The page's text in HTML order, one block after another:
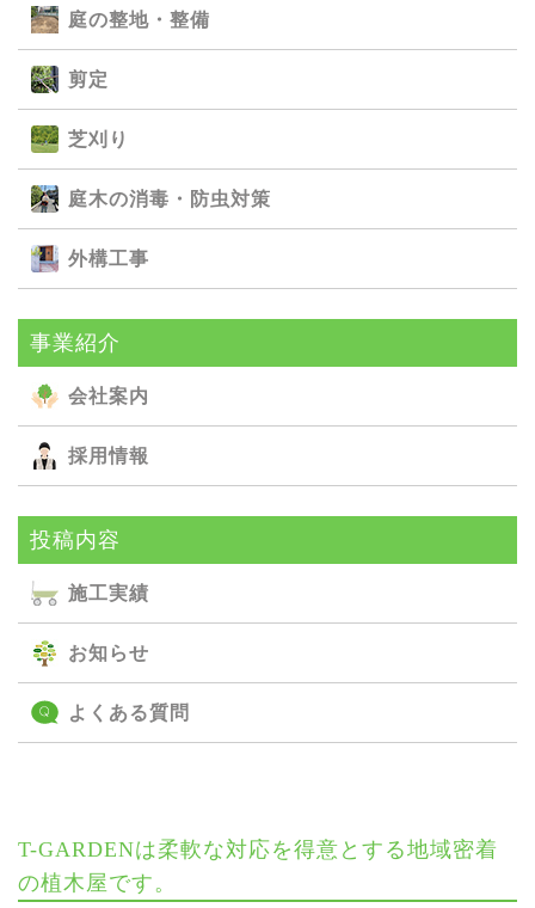
庭の整地・整備
剪定
芝刈り
庭⽊の消毒・防⾍対策
外構⼯事
事業紹介
会社案内
採用情報
投稿内容
施⼯実績
お知らせ
よくある質問
T-GARDENは柔軟な対応を得意とする地域密着
の植木屋です。